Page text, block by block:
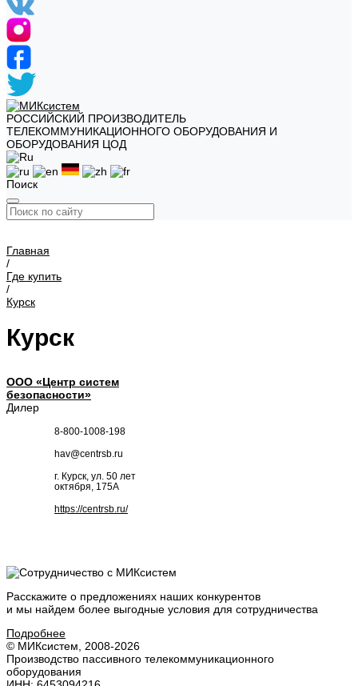
РОССИЙСКИЙ ПРОИЗВОДИТЕЛЬ
ТЕЛЕКОММУНИКАЦИОННОГО ОБОРУДОВАНИЯ И
ОБОРУДОВАНИЯ ЦОД
Поиск
Главная
/
Где купить
/
Курск
Курск
ООО «Центр систем
безопасности»
Дилер
8-800-1008-198
hav@centrsb.ru
г. Курск, ул. 50 лет
октября, 175А
https://centrsb.ru/
Расскажите о предложениях наших конкурентов
и мы найдем более выгодные условия для сотрудничества
Подробнее
© МИКсистем, 2008-2026
Производство пассивного телекоммуникационного
оборудования